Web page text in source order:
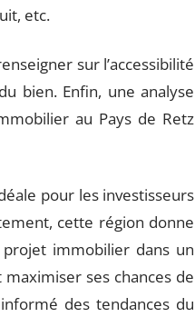
etc.
sur l’accessibilité
bien. Enfin, une analyse
au Pays de Retz
pour les investisseurs
cette région donne
immobilier dans un
ses chances de
des tendances du